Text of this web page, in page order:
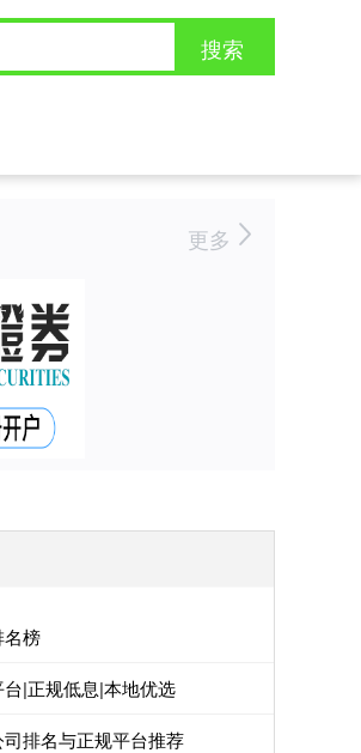
搜索
更多
名榜
|正规低息|本地优选
排名与正规平台推荐